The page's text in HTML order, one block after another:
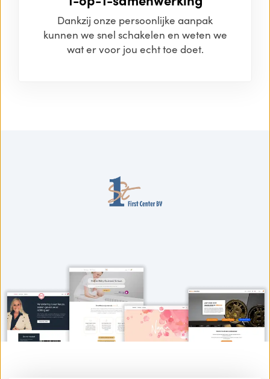
Dankzij onze persoonlijke aanpak
kunnen we snel schakelen en weten we
wat er voor jou echt toe doet.